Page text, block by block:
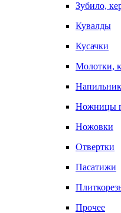
Зубило,
Кувалды
Кусачки
Молотки,
Ножницы
Ножовки
Отвертки
Пасатижи
Прочее